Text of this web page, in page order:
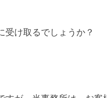
け取るでしょうか？